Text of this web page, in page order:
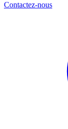
Contactez-nous